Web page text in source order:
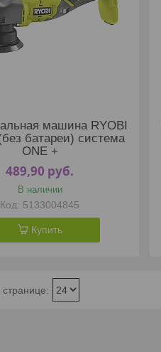
машина RYOBI
батареи) система
ONE +
489,90 руб.
В наличии
5133004845
Купить